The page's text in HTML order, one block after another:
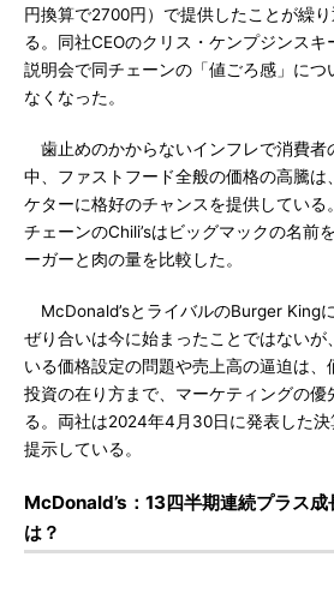
円換算で2700円）で提供したことが繰
る。同社CEOのクリス・ケンプジンス
説明会で同チェーンの「値ごろ感」に
なくなった。
歯止めのかからないインフレで消費者
中、ファストフード全般の価格の高騰は
ケターに格好のチャンスを提供している
チェーンのChili’sはビッグマックの名前
ーガーと肉の量を比較した。
McDonald’sとライバルのBurger King
ぜり合いは今に始まったことではないが
いる価格設定の問題や売上高の逼迫は
投資の在り方まで、マーケティングの
る。両社は2024年4月30日に発表した
提示している。
McDonald’s：13四半期連続プラス成
は？